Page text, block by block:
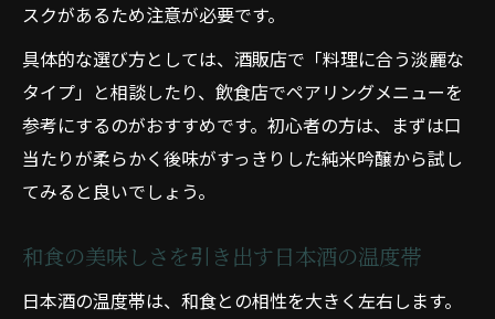
スクがあるため注意が必要です。
具体的な選び方としては、酒販店で「料理に合う淡麗な
タイプ」と相談したり、飲食店でペアリングメニューを
参考にするのがおすすめです。初心者の方は、まずは口
当たりが柔らかく後味がすっきりした純米吟醸から試し
てみると良いでしょう。
和食の美味しさを引き出す日本酒の温度帯
日本酒の温度帯は、和食との相性を大きく左右します。